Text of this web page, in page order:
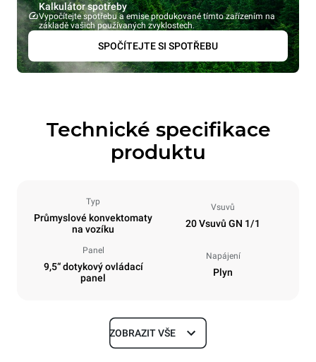
Kalkulátor spotřeby
Vypočítejte spotřebu a emise produkované tímto zařízením na
základě vašich používaných zvyklostech.
SPOČÍTEJTE SI SPOTŘEBU
Technické specifikace
produktu
Typ
Průmyslové konvektomaty
na vozíku
Vsuvů
20 Vsuvů GN 1/1
Panel
9,5“ dotykový ovládací
panel
Napájení
Plyn
Rozměry
ZOBRAZIT VŠE